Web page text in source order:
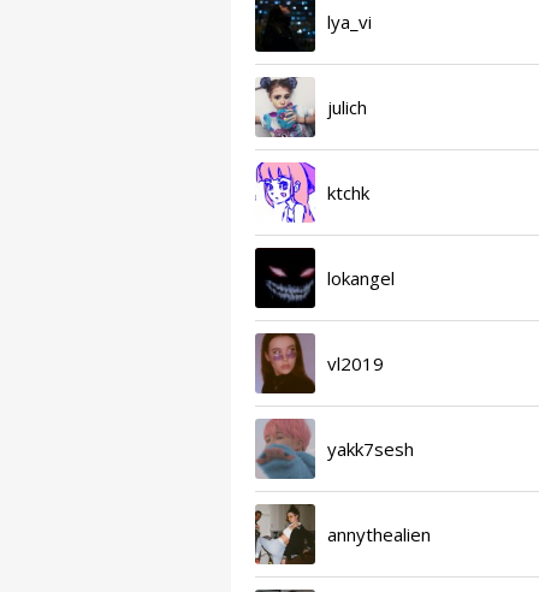
lya_vi
julich
ktchk
lokangel
vl2019
yakk7sesh
annythealien